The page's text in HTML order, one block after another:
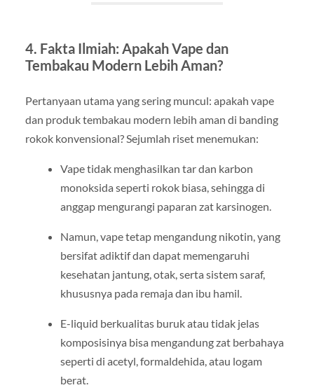
4. Fakta Ilmiah: Apakah Vape dan
Tembakau Modern Lebih Aman?
Pertanyaan utama yang sering muncul: apakah vape
dan produk tembakau modern lebih aman di banding
rokok konvensional? Sejumlah riset menemukan:
Vape tidak menghasilkan tar dan karbon
monoksida seperti rokok biasa, sehingga di
anggap mengurangi paparan zat karsinogen.
Namun, vape tetap mengandung nikotin, yang
bersifat adiktif dan dapat memengaruhi
kesehatan jantung, otak, serta sistem saraf,
khususnya pada remaja dan ibu hamil.
E-liquid berkualitas buruk atau tidak jelas
komposisinya bisa mengandung zat berbahaya
seperti di acetyl, formaldehida, atau logam
berat.